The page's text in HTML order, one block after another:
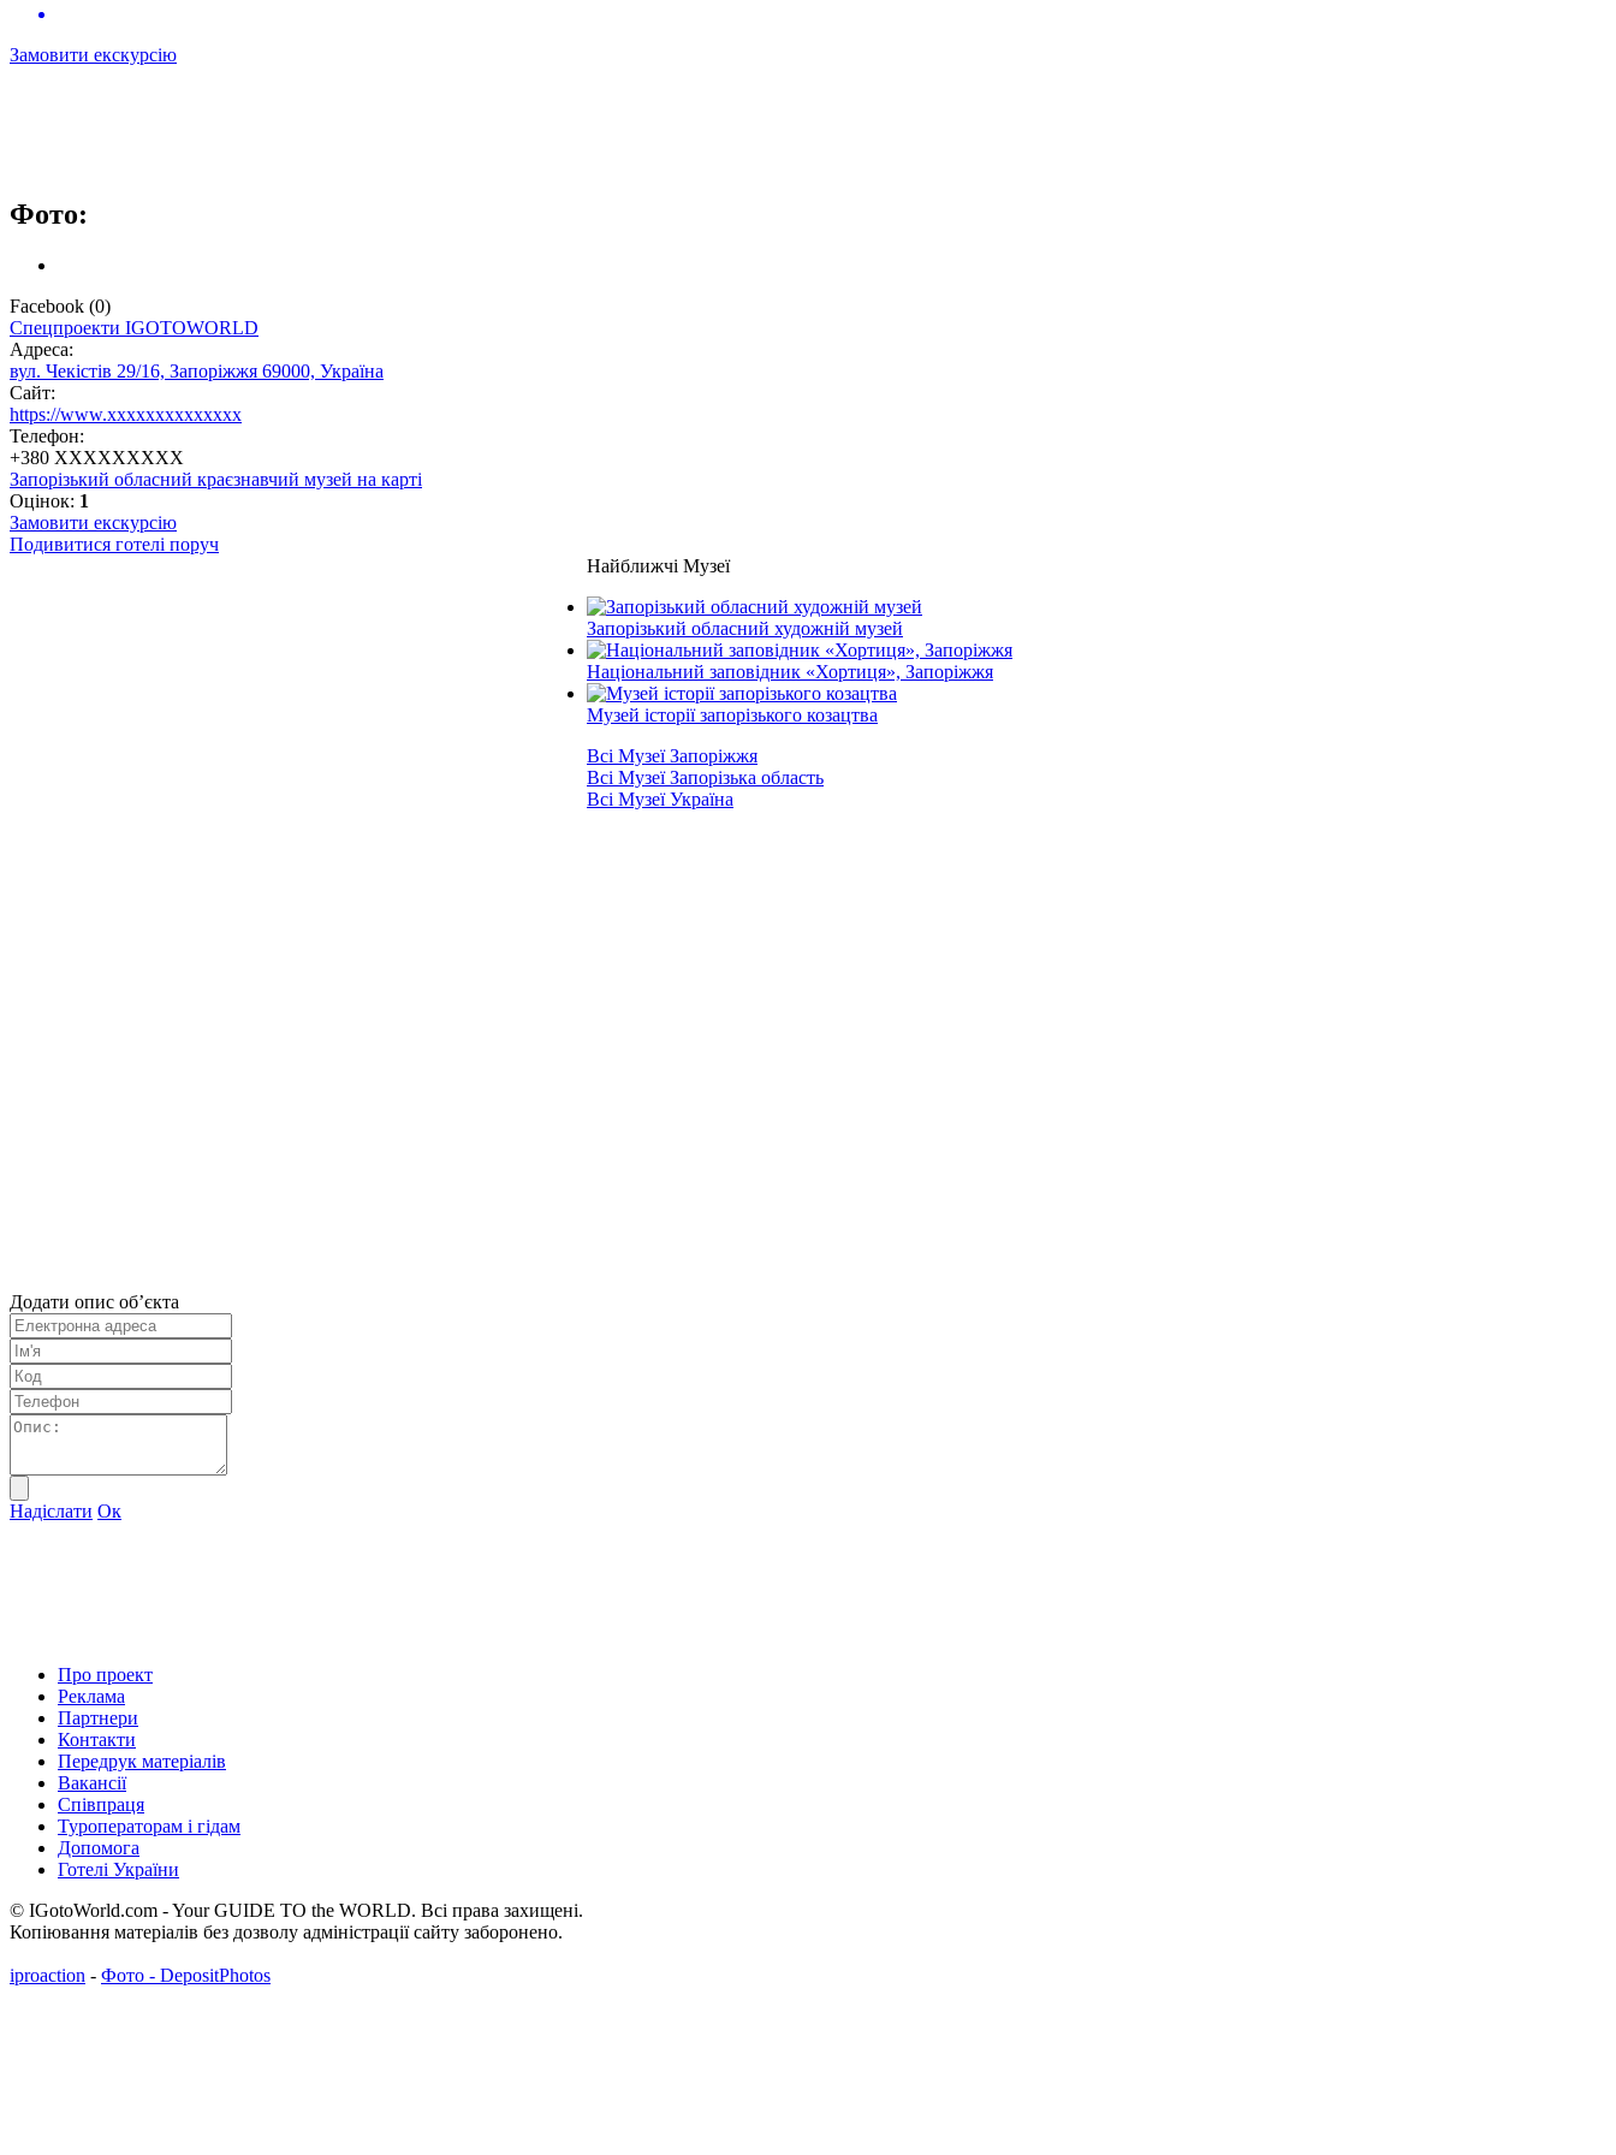
Замовити екскурсію
Фото:
Facebook (0)
Спецпроекти IGOTOWORLD
Адреса:
вул. Чекістів 29/16, Запоріжжя 69000, Україна
Сайт:
https://www.xxxxxxxxxxxxxx
Телефон:
+380 XXXXXXXXX
Запорізький обласний краєзнавчий музей на карті
Оцінок: 1
Замовити екскурсію
Подивитися готелі поруч
Найближчі Музеї
Запорізький обласний художній музей
Національний заповідник «Хортиця», Запоріжжя
Музей історії запорізького козацтва
Всі Музеї Запоріжжя
Всі Музеї Запорізька область
Всі Музеї Україна
Додати опис об’єкта
Надіслати Ок
Про проект
Реклама
Партнери
Контакти
Передрук матеріалів
Вакансії
Співпраця
Туроператорам і гідам
Допомога
Готелі України
© IGotoWorld.com - Your GUIDE TO the WORLD. Всі права захищені.
Копіювання матеріалів без дозволу адміністрації сайту заборонено.
iproaction - Фото - DepositPhotos